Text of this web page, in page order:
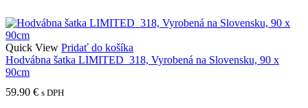
Quick View Pridať do košíka
Hodvábna šatka LIMITED_318, Vyrobená na Slovensku, 90 x
90cm
59.90 € s DPH